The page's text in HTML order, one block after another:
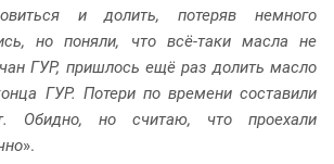
и долить, потеряв немного
но поняли, что всё-таки масла не
ГУР, пришлось ещё раз долить масло
ГУР. Потери по времени составили
Обидно, но считаю, что проехали
».